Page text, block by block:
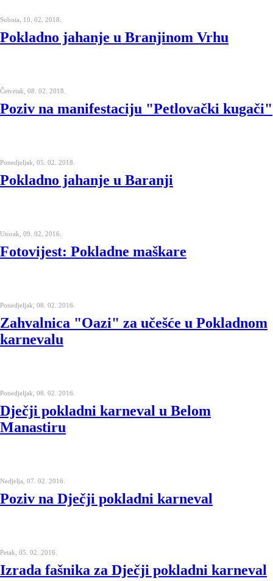
Subota, 10. 02. 2018.
Pokladno jahanje u Branjinom Vrhu
Četvrtak, 08. 02. 2018.
Poziv na manifestaciju "Petlovački kugači"
Ponedjeljak, 05. 02. 2018.
Pokladno jahanje u Baranji
Utorak, 09. 02. 2016.
Fotovijest: Pokladne maškare
Ponedjeljak, 08. 02. 2016.
Zahvalnica "Oazi" za učešće u Pokladnom
karnevalu
Ponedjeljak, 08. 02. 2016.
Dječji pokladni karneval u Belom
Manastiru
Nedjelja, 07. 02. 2016.
Poziv na Dječji pokladni karneval
Petak, 05. 02. 2016.
Izrada fašnika za Dječji pokladni karneval